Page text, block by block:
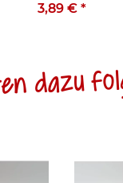
3,89 € *
dazu